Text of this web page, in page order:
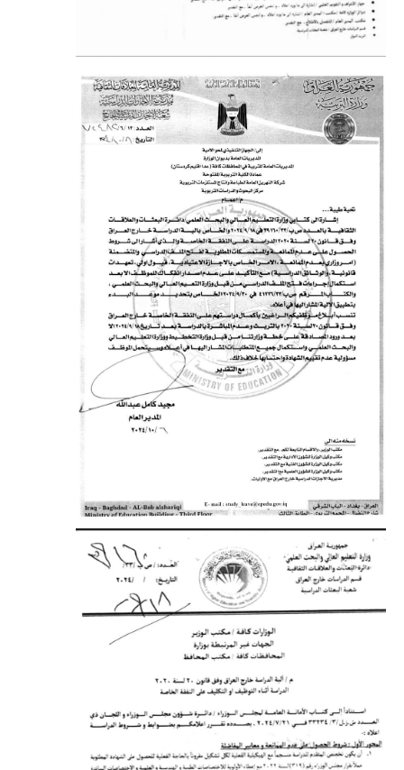
المرحلة الابتدائية
المرحلة المتوسطة
المرحلة الاعدادية
دروس
المرحلة الابتدائية
المرحلة المتوسطة
المرحلة الاعدادية
مواضيع انشاء
المرحلة الابتدائية
المرحلة المتوسطة
الجامعات
اخبار وقرارات وزارة التعليم
العالي
استمارة القبول المركزي
نتائج القبول المركزي
الطقس